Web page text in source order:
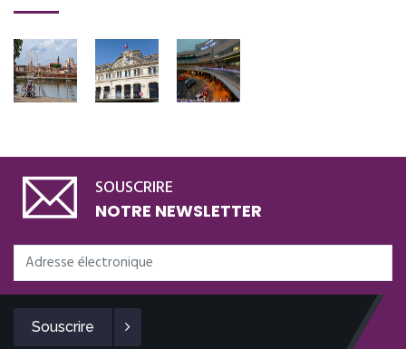
SOUSCRIRE
NOTRE NEWSLETTER
Souscrire